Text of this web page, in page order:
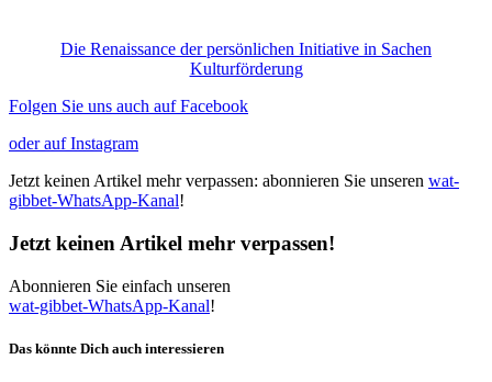
Die Renaissance der persönlichen Initiative in Sachen
Kulturförderung
Folgen Sie uns auch auf Facebook
oder auf Instagram
Jetzt keinen Artikel mehr verpassen: abonnieren Sie unseren wat-
gibbet-WhatsApp-Kanal!
Jetzt keinen Artikel mehr verpassen!
Abonnieren Sie einfach unseren
wat-gibbet-WhatsApp-Kanal!
Das könnte Dich auch interessieren